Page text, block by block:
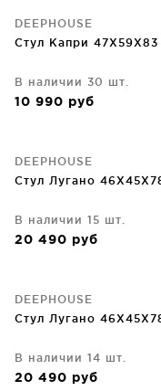
DEEPHOUSE
Стул Капри 47X59X83
В наличии 30 шт.
10 990 руб
DEEPHOUSE
Стул Лугано
В наличии 15 шт.
20 490 руб
DEEPHOUSE
Стул Лугано
В наличии 14 шт.
20 490 руб